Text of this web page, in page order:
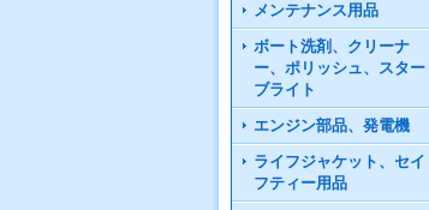
メンテナンス用品
ボート洗剤、クリーナ
ー、ポリッシュ、スター
ブライト
エンジン部品、発電機
ライフジャケット、セイ
フティー用品